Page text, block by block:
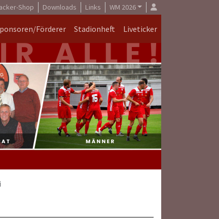
Shop Downloads Links WM 2026
Förderer Stadionheft Liveticker